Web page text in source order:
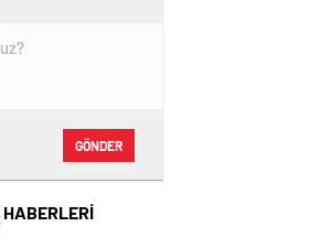
GÖNDER
HABERLERİ